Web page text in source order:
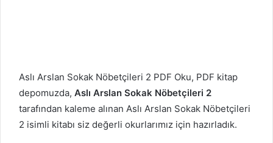
Aslı Arslan Sokak Nöbetçileri 2 PDF Oku, PDF kitap
depomuzda, Aslı Arslan Sokak Nöbetçileri 2
tarafından kaleme alınan Aslı Arslan Sokak Nöbetçileri
2 isimli kitabı siz değerli okurlarımız için hazırladık.